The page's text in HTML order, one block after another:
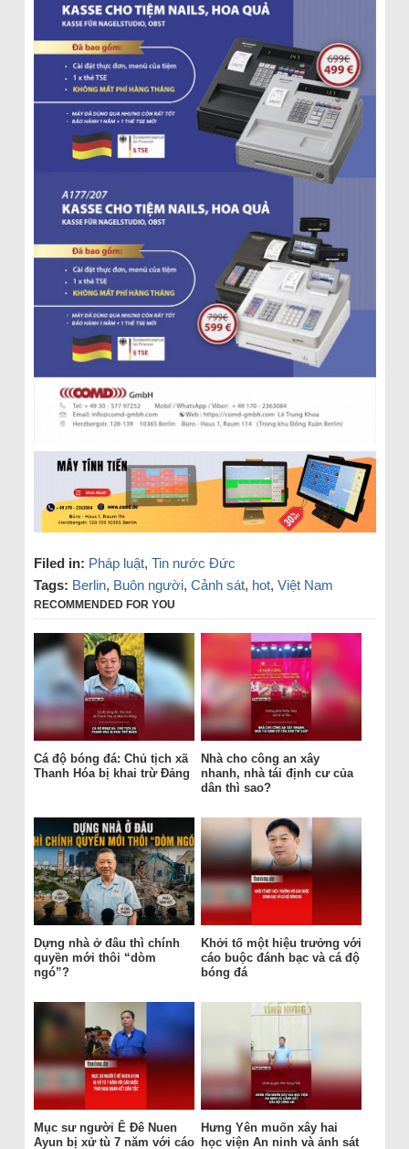
Filed in: Pháp luật, Tin nước Đức
Tags: Berlin, Buôn người, Cảnh sát, hot, Việt Nam
RECOMMENDED FOR YOU
Cá độ bóng đá: Chủ tịch xã
Thanh Hóa bị khai trừ Đảng
Nhà cho công an xây
nhanh, nhà tái định cư của
dân thì sao?
Dựng nhà ở đâu thì chính
quyền mới thôi “dòm
ngó”?
Khởi tố một hiệu trưởng với
cáo buộc đánh bạc và cá độ
bóng đá
Mục sư người Ê Đê Nuen
Ayun bị xử tù 7 năm với cáo
Hưng Yên muốn xây hai
học viện An ninh và ảnh sát